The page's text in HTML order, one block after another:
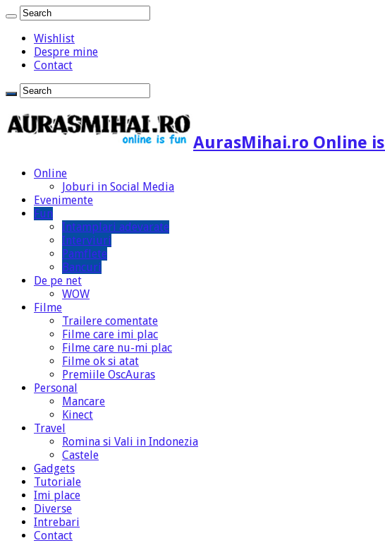
Wishlist
Despre mine
Contact
AurasMihai.ro Online
Online
Joburi in Social Media
Evenimente
Fun
Intamplari adevarate
Interviuri
Pamflete
Bancuri
De pe net
WOW
Filme
Trailere comentate
Filme care imi plac
Filme care nu-mi plac
Filme ok si atat
Premiile OscAuras
Personal
Mancare
Kinect
Travel
Romina si Vali in Indonezia
Castele
Gadgets
Tutoriale
Imi place
Diverse
Intrebari
Contact